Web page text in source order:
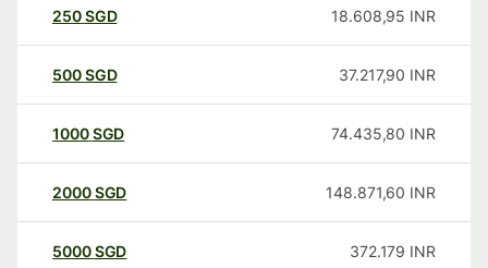
250SGD 18.608,95 INR
500SGD 37.217,90 INR
1000SGD 74.435,80 INR
2000SGD 148.871,60 INR
5000SGD 372.179 INR